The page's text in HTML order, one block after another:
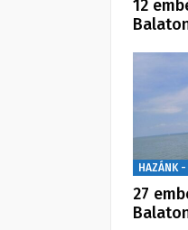
12
HAZÁNK
27